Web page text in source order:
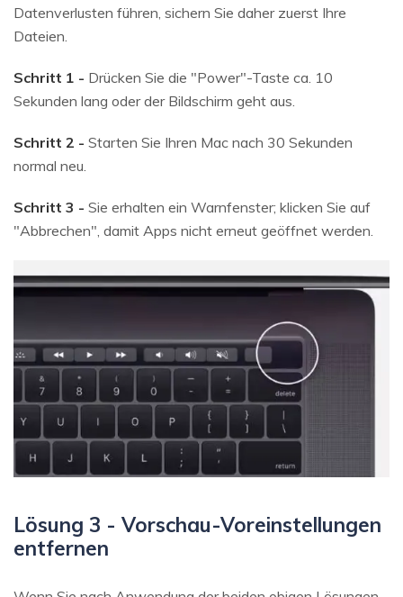
Datenverlusten führen, sichern Sie daher zuerst Ihre
Dateien.
Schritt 1 - Drücken Sie die "Power"-Taste ca. 10
Sekunden lang oder der Bildschirm geht aus.
Schritt 2 - Starten Sie Ihren Mac nach 30 Sekunden
normal neu.
Schritt 3 - Sie erhalten ein Warnfenster; klicken Sie auf
"Abbrechen", damit Apps nicht erneut geöffnet werden.
Lösung 3 - Vorschau-Voreinstellungen
entfernen